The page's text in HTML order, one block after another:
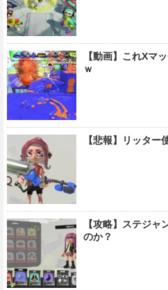
【動画】これXマ
ｗ
【悲報】リッター
【攻略】ステジ
のか？